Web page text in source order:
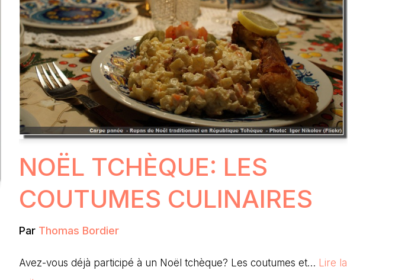
NOËL TCHÈQUE: LES
COUTUMES CULINAIRES
Par Thomas Bordier
Avez-vous déjà participé à un Noël tchèque? Les coutumes et… Lire la